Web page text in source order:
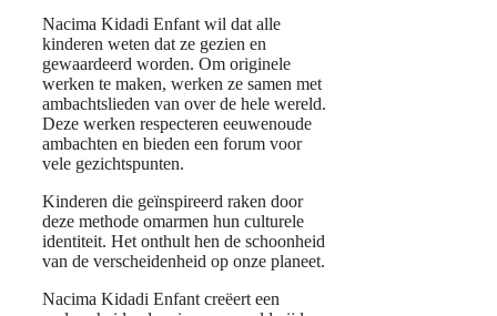
Nacima Kidadi Enfant wil dat alle
kinderen weten dat ze gezien en
gewaardeerd worden. Om originele
werken te maken, werken ze samen met
ambachtslieden van over de hele wereld.
Deze werken respecteren eeuwenoude
ambachten en bieden een forum voor
vele gezichtspunten.
Kinderen die geïnspireerd raken door
deze methode omarmen hun culturele
identiteit. Het onthult hen de schoonheid
van de verscheidenheid op onze planeet.
Nacima Kidadi Enfant creëert een